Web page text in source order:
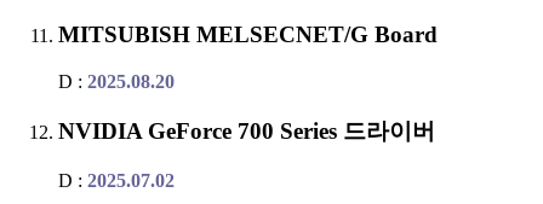
MITSUBISH MELSECNET/G Board
D : 2025.08.20
NVIDIA GeForce 700 Series 드라이버
D : 2025.07.02